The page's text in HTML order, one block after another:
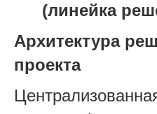
(линейка
Архитектура
проекта